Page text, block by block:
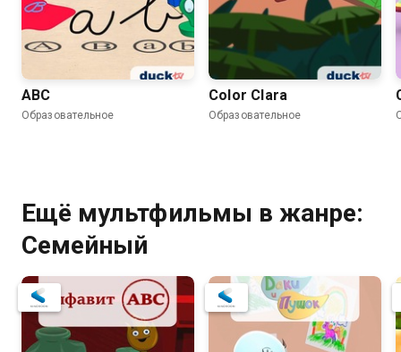
ABC
Образовательное
Color Clara
Образовательное
Ещё мультфильмы в жанре:
Семейный